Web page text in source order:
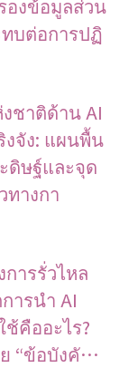
งข้อมูลส่วน
บต่อการปฏิ
ชาติด้าน AI
งจัง: แผนพื้น
ษฐ์และจุด
างกา
ารรั่วไหล
ารนำ AI
ช้คืออะไร?
“ข้อบังคั…